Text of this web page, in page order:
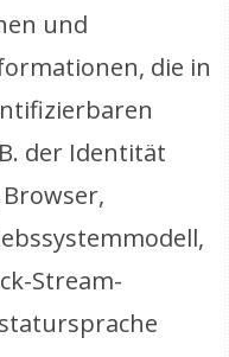
und
die in
der Identität
Stream-